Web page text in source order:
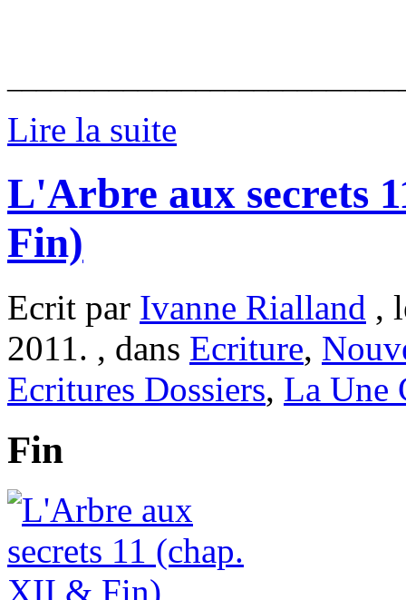
Lire la suite
L'Arbre aux secrets
Fin)
Ecrit par Ivanne Rialland ,
2011. , dans Ecriture,
Ecritures Dossiers, La Une
Fin